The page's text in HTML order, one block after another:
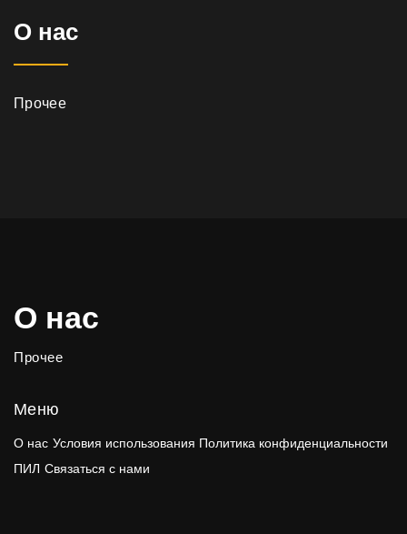
О нас
Прочее
О нас
Прочее
Меню
О нас Условия использования Политика конфиденциальности
ПИЛ Связаться с нами